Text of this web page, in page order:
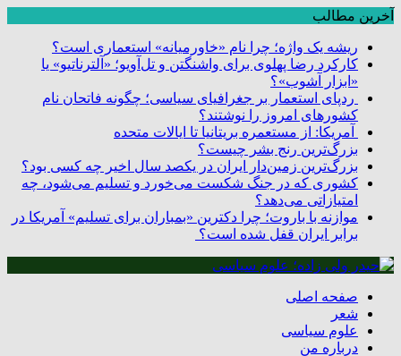
آخرین مطالب
ریشه یک واژه؛ چرا نام «خاورمیانه» استعماری است؟
کارکرد رضا پهلوی برای واشنگتن و تل‌آویو؛ «آلترناتیو» یا
«ابزار آشوب»؟
ردپای استعمار بر جغرافیای سیاسی؛ چگونه فاتحان نام
کشورهای امروز را نوشتند؟
آمریکا: از مستعمره بریتانیا تا ایالات متحده
بزرگ‌ترین رنج بشر چیست؟
بزرگ‌ترین زمین‌دار ایران در یکصد سال اخیر چه کسی بود؟
کشوری که در جنگ شکست می‌خورد و تسلیم می‌شود، چه
امتیازاتی می‌دهد؟
موازنه با باروت؛ چرا دکترین «بمباران برای تسلیم» آمریکا در
برابر ایران قفل شده است؟
صفحه اصلی
شعر
علوم سیاسی
درباره من